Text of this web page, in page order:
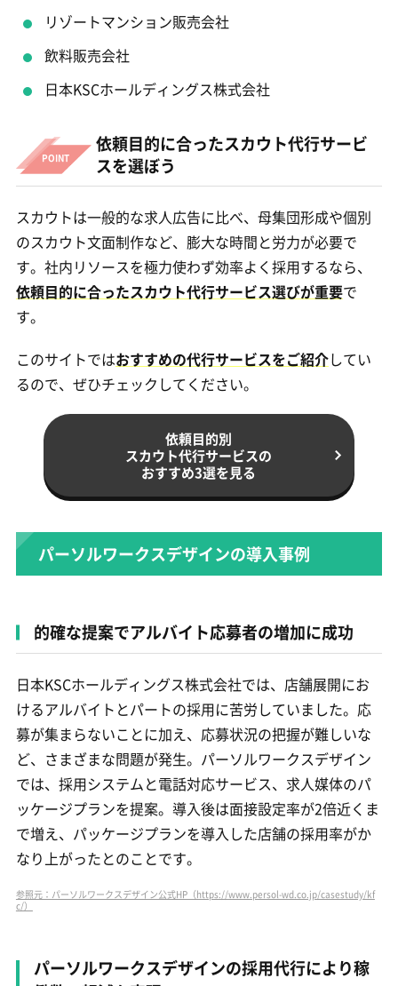
リゾートマンション販売会社
飲料販売会社
日本KSCホールディングス株式会社
依頼目的に合ったスカウト代行サービ
スを選ぼう
スカウトは一般的な求人広告に比べ、母集団形成や個別
のスカウト文面制作など、膨大な時間と労力が必要で
す。社内リソースを極力使わず効率よく採用するなら、
依頼目的に合ったスカウト代行サービス選びが重要で
す。
このサイトではおすすめの代行サービスをご紹介してい
るので、ぜひチェックしてください。
依頼目的別
スカウト代行サービスの
おすすめ3選を見る
パーソルワークスデザインの導入事例
的確な提案でアルバイト応募者の増加に成功
日本KSCホールディングス株式会社では、店舗展開にお
けるアルバイトとパートの採用に苦労していました。応
募が集まらないことに加え、応募状況の把握が難しいな
ど、さまざまな問題が発生。パーソルワークスデザイン
では、採用システムと電話対応サービス、求人媒体のパ
ッケージプランを提案。導入後は面接設定率が2倍近くま
で増え、パッケージプランを導入した店舗の採用率がか
なり上がったとのことです。
参照元：パーソルワークスデザイン公式HP（https://www.persol-wd.co.jp/casestudy/kf
c/）
パーソルワークスデザインの採用代行により稼